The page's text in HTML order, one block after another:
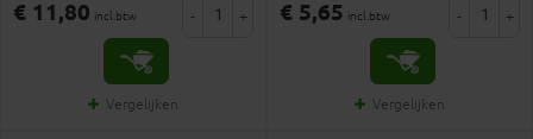
€ 11,80 incl.btw - +
Vergelijken
€ 5,65 incl.btw - +
Vergelijken